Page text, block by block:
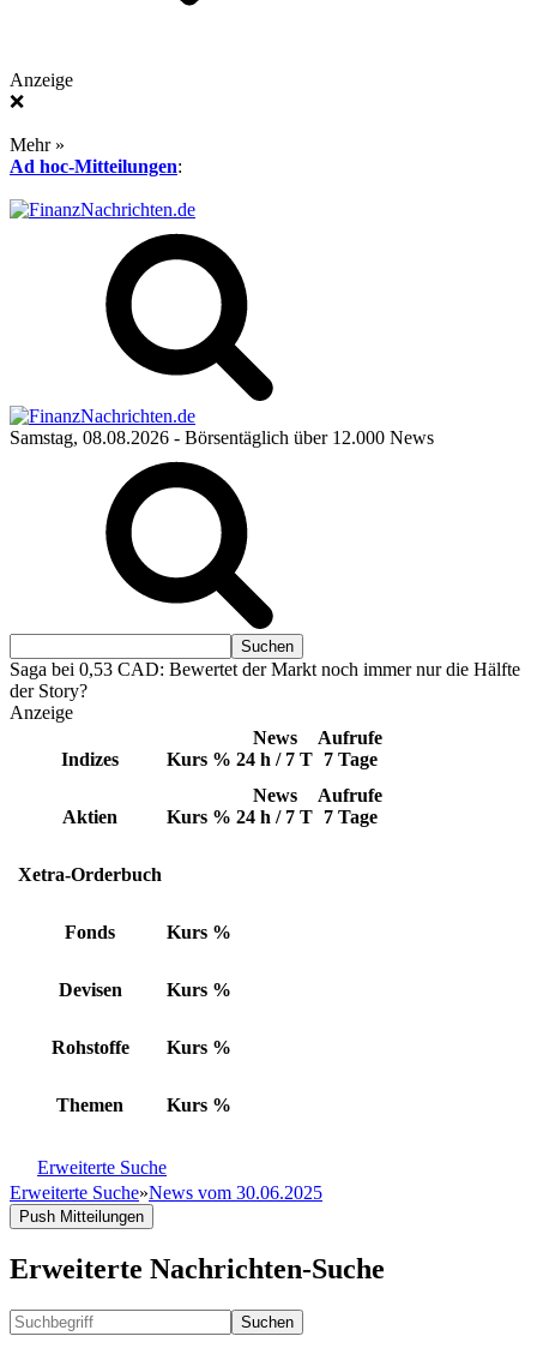
Anzeige
❌
Mehr »
Ad hoc-Mitteilungen:
Samstag, 08.08.2026 - Börsentäglich über 12.000 News
Saga bei 0,53 CAD: Bewertet der Markt noch immer nur die Hälfte
der Story?
Anzeige
Indizes Kurs %
News
24 h / 7 T
Aufrufe
7 Tage
Aktien Kurs %
News
24 h / 7 T
Aufrufe
7 Tage
Xetra-Orderbuch
Fonds Kurs %
Devisen Kurs %
Rohstoffe Kurs %
Themen Kurs %
Erweiterte Suche
Erweiterte Suche»News vom 30.06.2025
Push Mitteilungen
Erweiterte Nachrichten-Suche
Suchen